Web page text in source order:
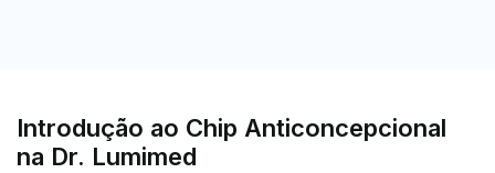
Introdução ao Chip Anticoncepcional
na Dr. Lumimed